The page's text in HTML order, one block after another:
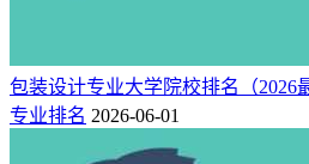
12
河北美术学院
共12所，全部专业大学排名名单见
包装设计专业大学院校排名（2026
专业排名 2026-06-01